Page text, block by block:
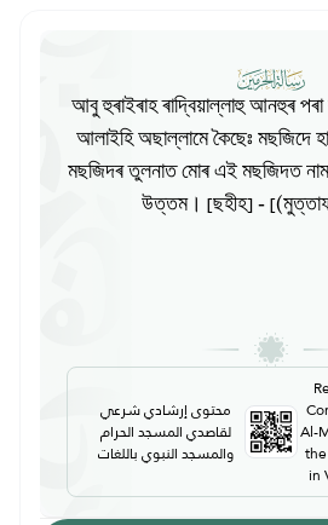
আবু হুৰাইৰাহ ৰাদ্বিয়াল্লাহু আনহুৰ পৰা
আলাইহি অছাল্লামে কৈছেঃ মছজিদে
মছজিদৰ তুলনাত মোৰ এই মছজিদত
উত্তম। [ছহীহ] -
محتوى إرشادي شرعي
لقاصدي المسجد الحرام
والمسجد النبوي باللغات
Al-
in